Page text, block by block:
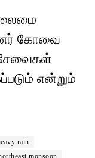
கோவை
என்றும்
rain